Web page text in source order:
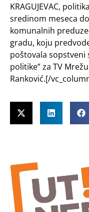
KRAGUJEVAC,
sredinom meseca
komunalnih
gradu, koju
poštovala sopstveni
politike” za TV
Ranković.[/